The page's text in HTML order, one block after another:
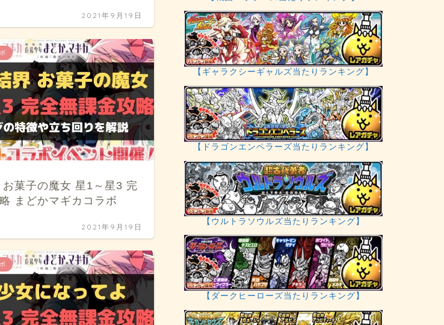
2021年9月19日
お菓子の魔女 星1～星3 完
まどかマギカコラボ
2021年9月19日
【ギャラクシーギャルズ当たりランキング】
【ドラゴンエンペラーズ当たりランキング】
【ウルトラソウルズ当たりランキング】
【ダークヒーローズ当たりランキング】